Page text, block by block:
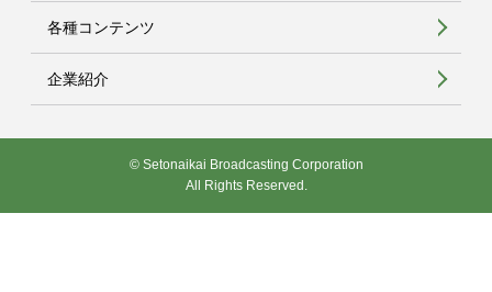
各種コンテンツ
企業紹介
© Setonaikai Broadcasting Corporation
All Rights Reserved.